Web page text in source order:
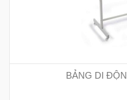
BẢNG DI